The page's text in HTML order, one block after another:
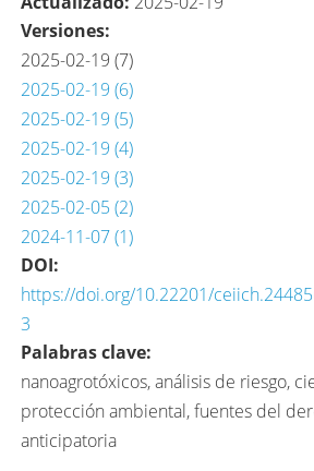
Versiones:
2025-02-19 (7)
2025-02-19 (6)
2025-02-19 (5)
2025-02-19 (4)
2025-02-19 (3)
2025-02-05 (2)
2024-11-07 (1)
DOI:
https://doi.org/10.22201/
3
Palabras clave:
nanoagrotóxicos, análisis de riesgo,
protección ambiental, fuentes del
anticipatoria